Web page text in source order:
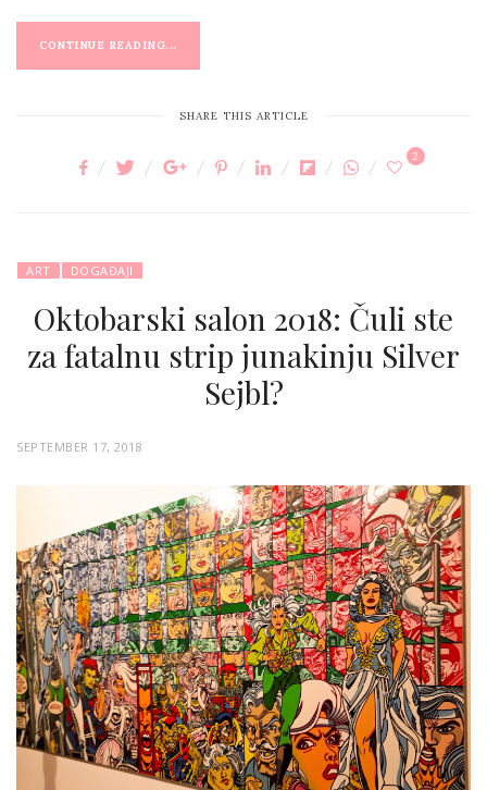
CONTINUE READING...
SHARE THIS ARTICLE
2
ART DOGAĐAJI
Oktobarski salon 2018: Čuli ste
za fatalnu strip junakinju Silver
Sejbl?
P
E
D
O
N
SEPTEMBER 17, 2018